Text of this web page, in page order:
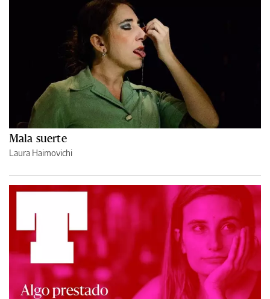
Mala suerte
Laura Haimovichi